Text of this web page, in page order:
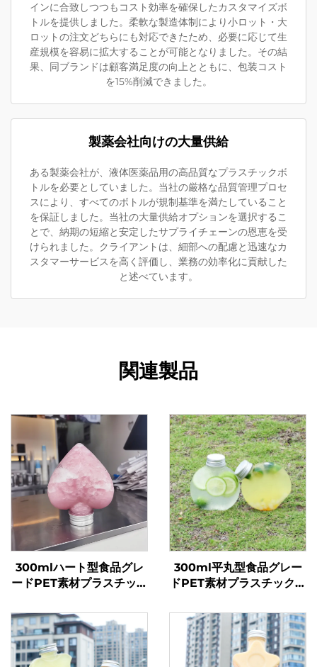
インに合致しつつもコスト効率を確保したカスタマイズボ
トルを提供しました。柔軟な製造体制により小ロット・大
ロットの注文どちらにも対応できたため、必要に応じて生
産規模を容易に拡大することが可能となりました。その結
果、同ブランドは顧客満足度の向上とともに、包装コスト
を15%削減できました。
製薬会社向けの大量供給
ある製薬会社が、液体医薬品用の高品質なプラスチックボ
トルを必要としていました。当社の厳格な品質管理プロセ
スにより、すべてのボトルが規制基準を満たしていること
を保証しました。当社の大量供給オプションを選択するこ
とで、納期の短縮と安定したサプライチェーンの恩恵を受
けられました。クライアントは、細部への配慮と迅速なカ
スタマーサービスを高く評価し、業務の効率化に貢献した
と述べています。
関連製品
300mlハート型食品グレ
ードPET素材プラスチック
ンク用ホットセール
300ml平丸型食品グレー
ドPET素材プラスチック包
ティー用